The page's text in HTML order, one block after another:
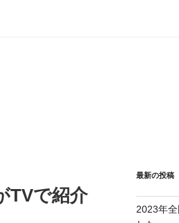
TVで紹介
最新の投稿
2023年